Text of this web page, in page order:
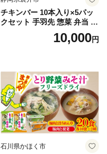
チキンバー 10本入り×5パッ
クセット 手羽先 惣菜 弁当 お
かず お酒 おつまみ ギフト キ
ャンプ アウトドア キャンプ
10,000円
石川県かほく市